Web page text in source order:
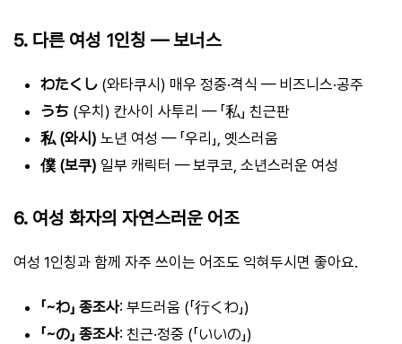
5. 다른 여성 1인칭 — 보너스
わたくし (와타쿠시) 매우 정중·격식 — 비즈니스·공주
うち (우치) 칸사이 사투리 — 「私」 친근판
私 (와시) 노년 여성 — 「우리」, 옛스러움
僕 (보쿠) 일부 캐릭터 — 보쿠코, 소년스러운 여성
6. 여성 화자의 자연스러운 어조
여성 1인칭과 함께 자주 쓰이는 어조도 익혀두시면 좋아요.
「~わ」 종조사: 부드러움 (「行くわ」)
「~の」 종조사: 친근·정중 (「いいの」)